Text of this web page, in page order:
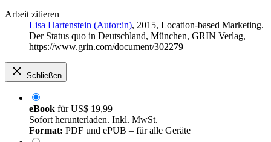
Arbeit zitieren
Lisa Hartenstein (Autor:in), 2015, Location-based Marketing.
Der Status quo in Deutschland, München, GRIN Verlag,
https://www.grin.com/document/302279
Schließen
eBook fürUS$ 19,99
Sofort herunterladen. Inkl. MwSt.
Format: PDF und ePUB – für alle Geräte